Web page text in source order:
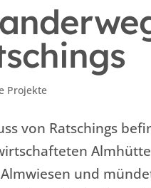
Projekte
von Ratschings
und